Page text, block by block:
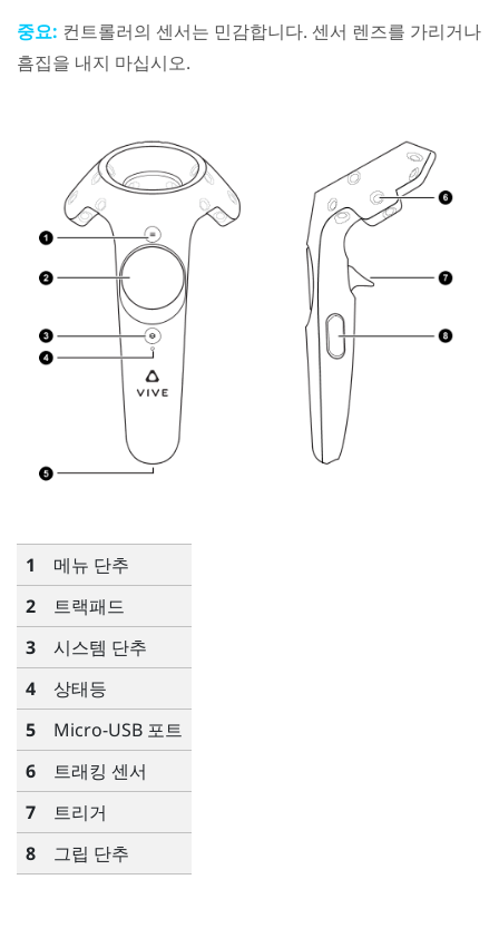
중요: 컨트롤러의 센서는 민감합니다. 센서 렌즈를 가리거나
흠집을 내지 마십시오.
1 메뉴 단추
2
트랙패드
3
시스템 단추
4
상태등
5
Micro-USB 포트
6
트래킹 센서
7
트리거
8
그립 단추